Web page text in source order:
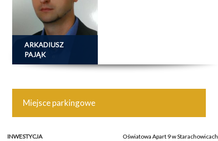
ARKADIUSZ
PAJĄK
Miejsce parkingowe
INWESTYCJA
Oświatowa Apart 9 w Starachowicach